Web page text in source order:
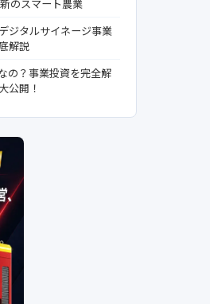
のスマート農業
ジタルサイネージ事業
解説
の？事業投資を完全解
公開！